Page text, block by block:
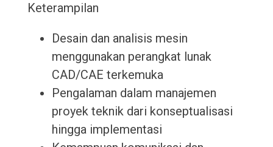
Keterampilan
Desain dan analisis mesin
menggunakan perangkat lunak
CAD/CAE terkemuka
Pengalaman dalam manajemen
proyek teknik dari konseptualisasi
hingga implementasi